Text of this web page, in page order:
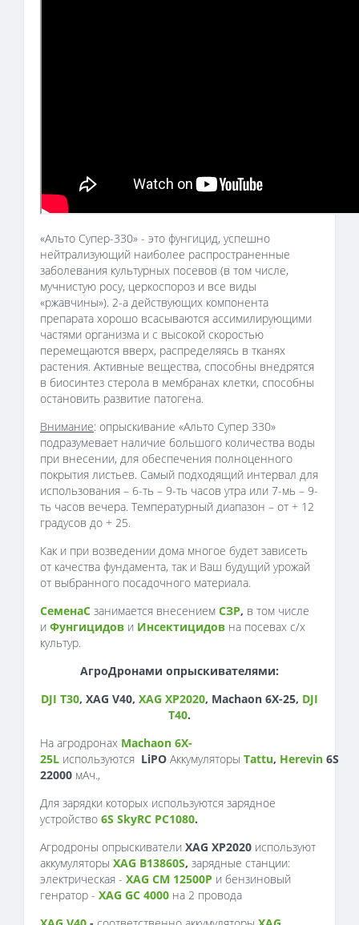
«Альто Супер-330» - это фунгицид, успешно
нейтрализующий наиболее распространенные
заболевания культурных посевов (в том числе,
мучнистую росу, церкоспороз и все виды
«ржавчины»). 2-а действующих компонента
препарата хорошо всасываются ассимилирующими
частями организма и с высокой скоростью
перемещаются вверх, распределяясь в тканях
растения. Активные вещества, способны внедрятся
в биосинтез стерола в мембранах клетки, способны
остановить развитие патогена.
Внимание: опрыскивание «Альто Супер 330»
подразумевает наличие большого количества воды
при внесении, для обеспечения полноценного
покрытия листьев. Самый подходящий интервал для
использования – 6-ть – 9-ть часов утра или 7-мь – 9-
ть часов вечера. Температурный диапазон – от + 12
градусов до + 25.
Как и при возведении дома многое будет зависеть
от качества фундамента, так и Ваш будущий урожай
от выбранного посадочного материала.
СеменаС занимается внесением СЗР, в том числе
и Фунгицидов и Инсектицидов на посевах с/х
культур.
АгроДронами опрыскивателями:
DJI T30, XAG V40, XAG XP2020, Machaon 6X-25, DJI
T40.
На агродронах Machaon 6X-
25L используются LiPO Аккумуляторы Tattu, Herevin 6S
22000 мАч.,
Для зарядки которых используются зарядное
устройство 6S SkyRC PC1080.
Агродроны опрыскиватели XAG XP2020 используют
аккумуляторы XAG B13860S, зарядные станции:
электрическая - XAG CM 12500P и бензиновый
генратор - XAG GC 4000 на 2 провода